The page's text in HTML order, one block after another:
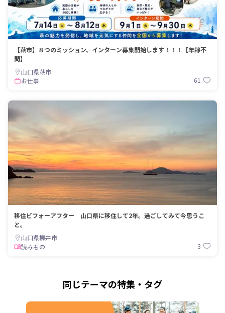
【萩市】８つのミッション、インターン募集開始します！！！【年齢不
問】
山口県萩市
お仕事
61
移住ビフォーアフター 山口県に移住して2年。過ごしてみて今思うこ
と。
山口県柳井市
読みもの
3
同じテーマの特集・タグ